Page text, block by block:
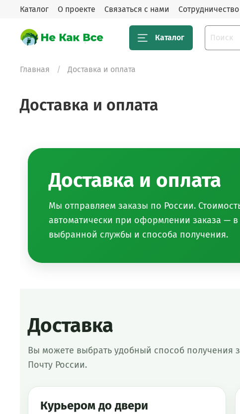
Каталог О проекте Связаться с нами Сотрудничество
Каталог
Главная Доставка и оплата
Доставка и оплата
Доставка и оплата
Мы отправляем заказы по России.
автоматически при оформлении заказа —
выбранной службы и способа получения.
Доставка
Вы можете выбрать удобный способ получения
Почту России.
Курьером до двери